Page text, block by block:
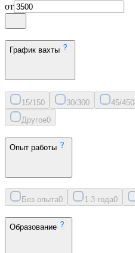
от
График вахты
15/150 30/300 45/450
Другое0
Опыт работы
Без опыта0 1-3 года0
Образование